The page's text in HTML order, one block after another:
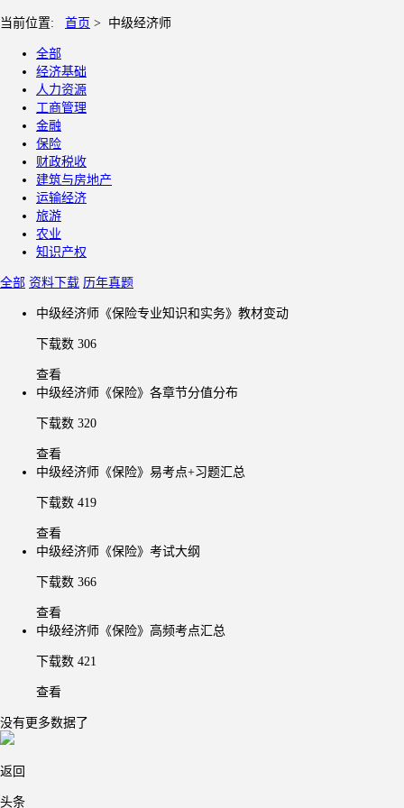
当前位置: 首页 > 中级经济师
全部
经济基础
人力资源
工商管理
金融
保险
财政税收
建筑与房地产
运输经济
旅游
农业
知识产权
全部 资料下载 历年真题
中级经济师《保险专业知识和实务》教材变动
下载数 306
查看
中级经济师《保险》各章节分值分布
下载数 320
查看
中级经济师《保险》易考点+习题汇总
下载数 419
查看
中级经济师《保险》考试大纲
下载数 366
查看
中级经济师《保险》高频考点汇总
下载数 421
查看
没有更多数据了
返回
头条